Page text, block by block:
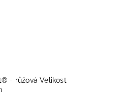
- růžová Velikost